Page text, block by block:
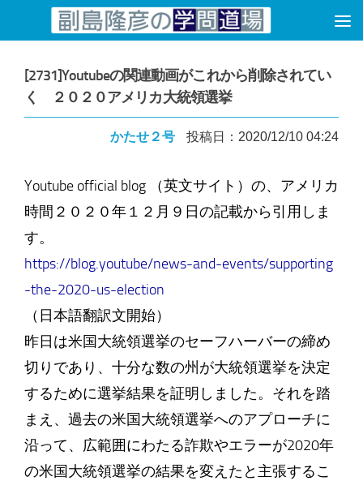
コンテンツへスキップ
[2731]Youtubeの関連動画がこれから削除されてい
く ２０２０アメリカ大統領選挙
かたせ２号 投稿日：2020/12/10 04:24
Youtube official blog （英文サイト）の、アメリカ
時間２０２０年１２月９日の記載から引用しま
す。
https://blog.youtube/news-and-events/supporting
-the-2020-us-election
（日本語翻訳文開始）
昨日は米国大統領選挙のセーフハーバーの締め
切りであり、十分な数の州が大統領選挙を決定
するために選挙結果を証明しました。それを踏
まえ、過去の米国大統領選挙へのアプローチに
沿って、広範囲にわたる詐欺やエラーが2020年
の米国大統領選挙の結果を変えたと主張するこ